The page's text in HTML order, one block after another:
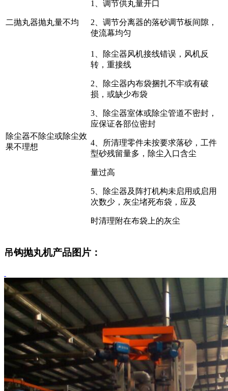
二抛丸器抛丸量不均
1、调节供丸量开口
2、调节分离器的落砂调节板间隙，
使流幕均匀
除尘器不除尘或除尘效
果不理想
1、除尘器风机接线错误，风机反
转，重接线
2、除尘器内布袋捆扎不牢或有破
损，或缺少布袋
3、除尘器室体或除尘管道不密封，
应保证各部位密封
4、所清理零件未按要求落砂，工件
型砂残留量多，除尘入口含尘
量过高
5、除尘器及阵打机构未启用或启用
次数少，灰尘堵死布袋，应及
时清理附在布袋上的灰尘
吊钩抛丸机产品图片：